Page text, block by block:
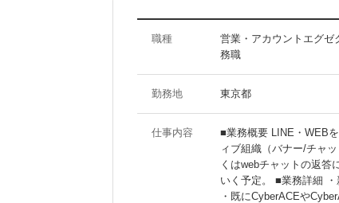
SEM
待遇・職場環境に関するキーワード
オフィスがきれい
20代活躍の職場
スポーツジム有り
職種
営業・アカウントエグゼ
務職
勤務地 東京都
仕事内容
■業務概要 LINE・WEB
ィブ組織（バナー/チャ
くはwebチャットの返答
いく予定。 ■業務詳細
・既にCyberACEや